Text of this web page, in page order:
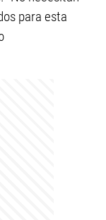
para esta